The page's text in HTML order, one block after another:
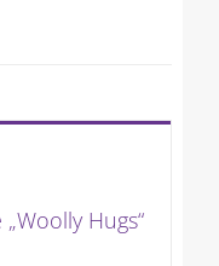
Hugs“